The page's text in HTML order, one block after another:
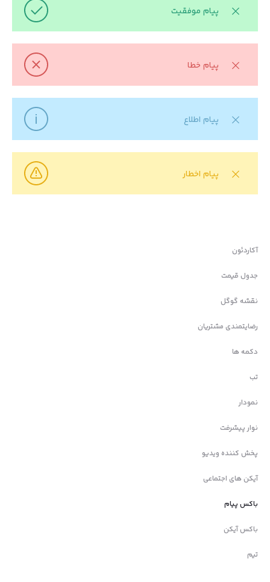
پیام موفقیت
پیام خطا
پیام اطلاع
پیام اخطار
آکاردئون
جدول قیمت
نقشه گوگل
رضایتمندی مشتریان
دکمه ها
تب
نمودار
نوار پیشرفت
پخش کننده ویدیو
آیکن های اجتماعی
باکس پیام
باکس آیکن
تیم